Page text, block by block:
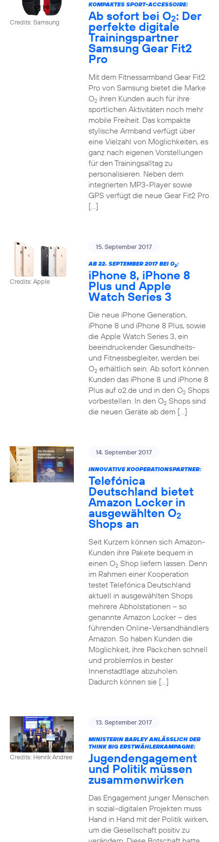
Credits: Samsung
KOMPAKTES SPORT-ACCESSOIRE:
Ab sofort bei O2: Der
perfekte digitale
Trainingspartner
Samsung Gear Fit2
Pro
Mit dem Fitnessarmband Gear Fit2
Pro von Samsung bietet die Marke
O2ihren Kunden auch für ihre
sportlichen Aktivitäten noch mehr
mobile Freiheit. Das kompakte
stylische Armband verfügt über
eine Vielzahl von Möglichkeiten, es
ganz nach eigenen Vorstellungen
für den Trainingsalltag zu
personalisieren. Neben dem
integrierten MP3-Player sowie
GPS verfügt die neue Gear Fit2 Pro
[…]
Credits: Apple
15. September 2017
AB 22. SEPTEMBER 2017 BEI O2:
iPhone 8, iPhone 8
Plus und Apple
Watch Series 3
Die neue iPhone Generation,
iPhone 8 und iPhone 8 Plus, sowie
die Apple Watch Series 3, ein
beeindruckender Gesundheits-
und Fitnessbegleiter, werden bei
O2erhältlich sein. Ab sofort können
Kunden das iPhone 8 und iPhone 8
Plus auf o2.de und in den O2Shops
vorbestellen. In den O2Shops sind
die neuen Geräte ab dem […]
14. September 2017
INNOVATIVE KOOPERATIONSPARTNER:
Telefónica
Deutschland bietet
Amazon Locker in
ausgewählten O2
Shops an
Seit Kurzem können sich Amazon-
Kunden ihre Pakete bequem in
einen O2Shop liefern lassen. Denn
im Rahmen einer Kooperation
testet Telefónica Deutschland
aktuell in ausgewählten Shops
mehrere Abholstationen – so
genannte Amazon Locker – des
führenden Online-Versandhändlers
Amazon. So haben Kunden die
Möglichkeit, ihre Päckchen schnell
und problemlos in bester
Innenstadtlage abzuholen.
Dadurch können sie […]
Credits: Henrik Andree
13. September 2017
MINISTERIN BARLEY ANLÄSSLICH DER
THINK BIG ERSTWÄHLERKAMPAGNE:
Jugendengagement
und Politik müssen
zusammenwirken
Das Engagement junger Menschen
in sozial-digitalen Projekten muss
Hand in Hand mit der Politik wirken,
um die Gesellschaft positiv zu